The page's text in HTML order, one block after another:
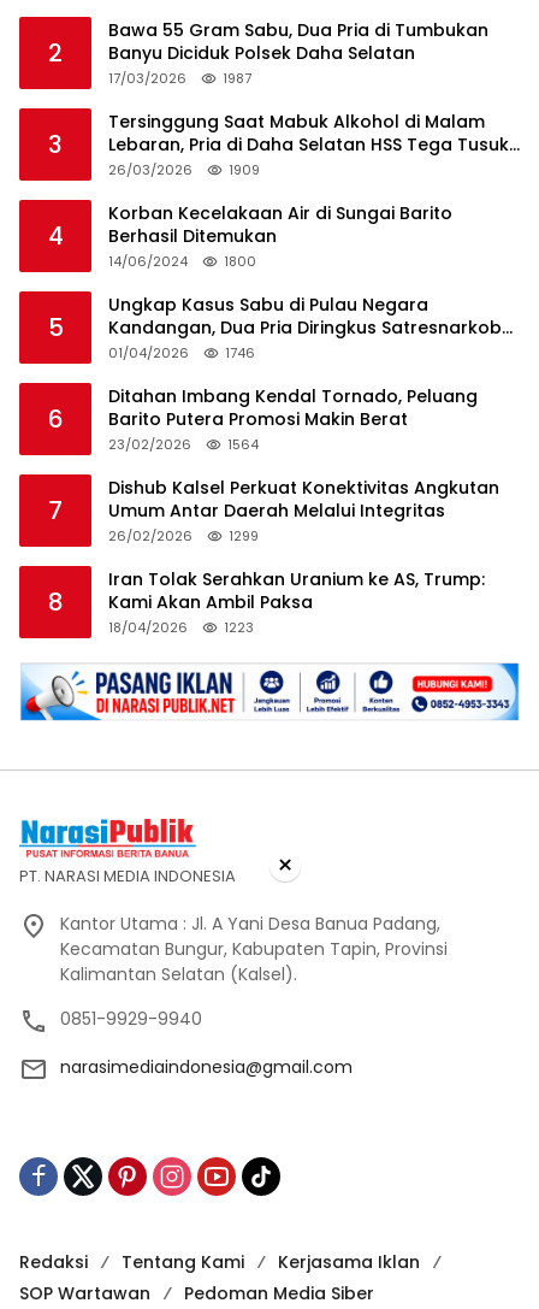
2
Bawa 55 Gram Sabu, Dua Pria di Tumbukan
Banyu Diciduk Polsek Daha Selatan
17/03/2026 1987
3
Tersinggung Saat Mabuk Alkohol di Malam
Lebaran, Pria di Daha Selatan HSS Tega Tusuk
Teman Sendiri
26/03/2026 1909
4
Korban Kecelakaan Air di Sungai Barito
Berhasil Ditemukan
14/06/2024 1800
5
Ungkap Kasus Sabu di Pulau Negara
Kandangan, Dua Pria Diringkus Satresnarkoba
HSS
01/04/2026 1746
6
Ditahan Imbang Kendal Tornado, Peluang
Barito Putera Promosi Makin Berat
23/02/2026 1564
7
Dishub Kalsel Perkuat Konektivitas Angkutan
Umum Antar Daerah Melalui Integritas
26/02/2026 1299
8
Iran Tolak Serahkan Uranium ke AS, Trump:
Kami Akan Ambil Paksa
18/04/2026 1223
PT. NARASI MEDIA INDONESIA
Kantor Utama : Jl. A Yani Desa Banua Padang,
Kecamatan Bungur, Kabupaten Tapin, Provinsi
Kalimantan Selatan (Kalsel).
0851-9929-9940
narasimediaindonesia@gmail.com
Redaksi Tentang Kami
Kerjasama Iklan
SOP Wartawan
Pedoman Media Siber
×